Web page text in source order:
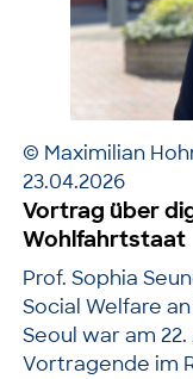
© Maximilian
23.04.2026
Vortrag über
Wohlfahrtstaat
Prof. Sophia
Social Welfare
Seoul war am
Vortragende im